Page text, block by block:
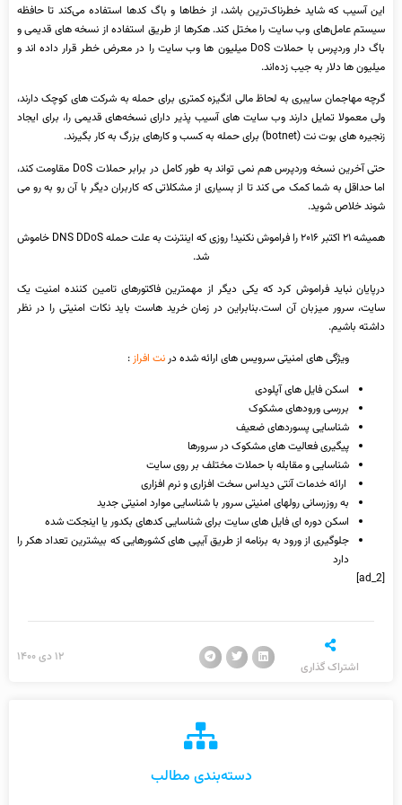
این آسیب که شاید خطرناک‌ترین باشد، از خطاها و باگ‌ کدها استفاده می‌کند تا حافظه
سیستم عامل‌های وب سایت را مختل کند. هکرها از طریق استفاده از نسخه های قدیمی و
باگ دار وردپرس با حملات DoS میلیون ها وب سایت را در معرض خطر قرار داده اند و
میلیون ها دلار به جیب زده‌اند.
گرچه مهاجمان سایبری به لحاظ مالی انگیزه کمتری برای حمله به شرکت های کوچک دارند،
ولی معمولا تمایل دارند وب سایت های آسیب پذیر دارای نسخه‌های قدیمی را، برای ایجاد
زنجیره های بوت نت (botnet) برای حمله به کسب و کارهای بزرگ به کار بگیرند.
حتی آخرین نسخه وردپرس هم نمی تواند به طور کامل در برابر حملات DoS مقاومت کند،
اما حداقل به شما کمک می کند تا از بسیاری از مشکلاتی که کاربران دیگر با آن رو به رو می
شوند خلاص شوید.
همیشه ۲۱ اکتبر ۲۰۱۶ را فراموش نکنید! روزی که اینترنت به علت حمله DNS DDoS خاموش
شد.
درپایان نباید فراموش کرد که یکی دیگر از مهمترین فاکتورهای تامین کننده امنیت یک
سایت، سرور میزبان آن است.بنابراین در زمان خرید هاست باید نکات امنیتی را در نظر
داشته باشیم.
ویژگی های امنیتی سرویس های ارائه شده درنت افراز :
اسکن فایل های آپلودی
بررسی ورودهای مشکوک
شناسایی پسوردهای ضعیف
پیگیری فعالیت های مشکوک در سرورها
شناسایی و مقابله با حملات مختلف بر روی سایت
ارائه خدمات آنتی دیداس سخت افزاری و نرم افزاری
به روزرسانی رولهای امنیتی سرور با شناسایی موارد امنیتی جدید
اسکن دوره ای فایل های سایت برای شناسایی کدهای بکدور یا اینجکت شده
جلوگیری از ورود به برنامه از طریق آیپی های کشورهایی که بیشترین تعداد هکر را
دارد
[ad_2]
اشتراک گذاری
۱۲ دی ۱۴۰۰
دسته‌بندی مطالب